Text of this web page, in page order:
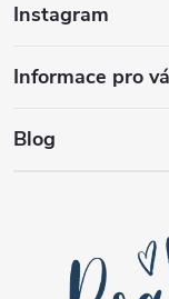
Instagram
Informace pro
Blog